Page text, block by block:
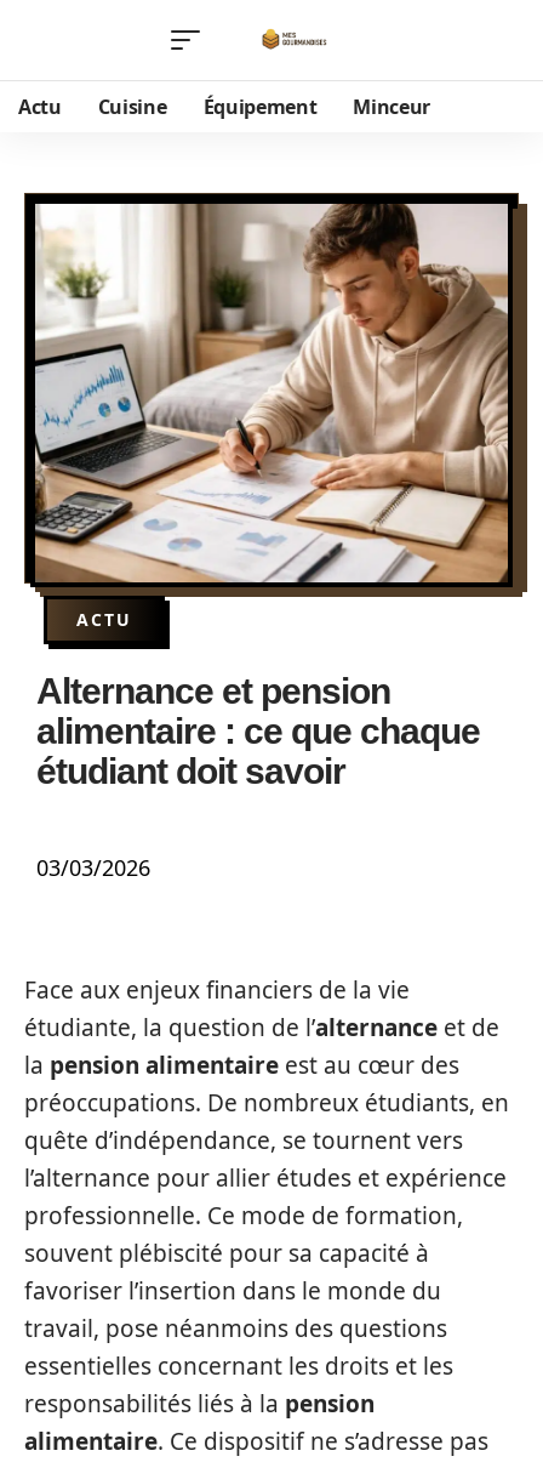
Actu Cuisine Équipement Minceur
ACTU
Alternance et pension
alimentaire : ce que chaque
étudiant doit savoir
03/03/2026
Face aux enjeux financiers de la vie
étudiante, la question de l’alternance et de
la pension alimentaire est au cœur des
préoccupations. De nombreux étudiants, en
quête d’indépendance, se tournent vers
l’alternance pour allier études et expérience
professionnelle. Ce mode de formation,
souvent plébiscité pour sa capacité à
favoriser l’insertion dans le monde du
travail, pose néanmoins des questions
essentielles concernant les droits et les
responsabilités liés à la pension
alimentaire. Ce dispositif ne s’adresse pas